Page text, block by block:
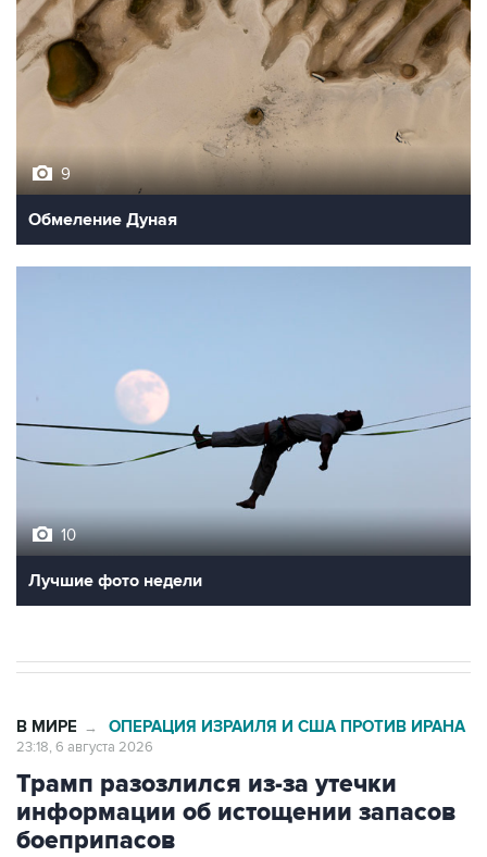
9
Обмеление Дуная
10
Лучшие фото недели
В МИРЕ → ОПЕРАЦИЯ ИЗРАИЛЯ И США ПРОТИВ ИРАНА
23:18, 6 августа 2026
Трамп разозлился из-за утечки
информации об истощении запасов
боеприпасов